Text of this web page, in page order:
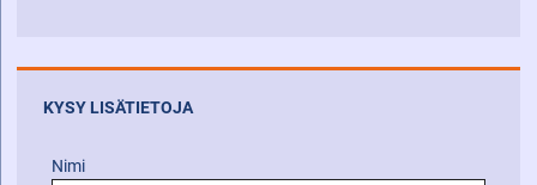
KYSY LISÄTIETOJA
Nimi